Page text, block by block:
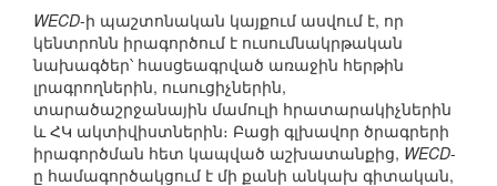
WECD-ի պաշտոնական կայքում ասվում է, որ
կենտրոնն իրագործում է ուսումնակրթական
նախագծեր՝ հասցեագրված առաջին հերթին
լրագրողներին, ուսուցիչներին,
տարածաշրջանային մամուլի հրատարակիչներին
և ՀԿ ակտիվիստներին։ Բացի գլխավոր ծրագրերի
իրագործման հետ կապված աշխատանքից, WECD-
ը համագործակցում է մի քանի անկախ գիտական,